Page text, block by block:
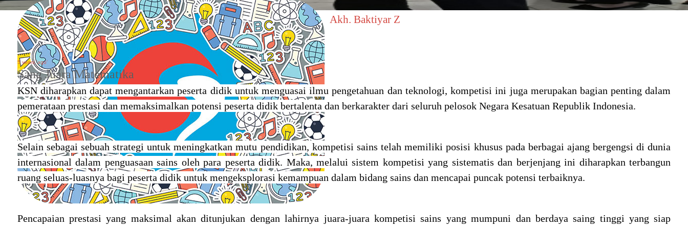
Akh. Baktiyar Z
5 years 'ago'
Sang Juara Matematika
KSN diharapkan dapat mengantarkan peserta didik untuk menguasai ilmu pengetahuan dan teknologi, kompetisi ini juga merupakan bagian penting dalam
pemerataan prestasi dan memaksimalkan potensi peserta didik bertalenta dan berkarakter dari seluruh pelosok Negara Kesatuan Republik Indonesia.
Selain sebagai sebuah strategi untuk meningkatkan mutu pendidikan, kompetisi sains telah memiliki posisi khusus pada berbagai ajang bergengsi di dunia
internasional dalam penguasaan sains oleh para peserta didik. Maka, melalui sistem kompetisi yang sistematis dan berjenjang ini diharapkan terbangun
ruang seluas-luasnya bagi peserta didik untuk mengeksplorasi kemampuan dalam bidang sains dan mencapai puncak potensi terbaiknya.
Pencapaian prestasi yang maksimal akan ditunjukan dengan lahirnya juara-juara kompetisi sains yang mumpuni dan berdaya saing tinggi yang siap